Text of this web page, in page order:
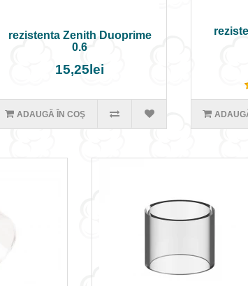
rezistenta Zenith Duoprime
0.6
15,25lei
ADAUGĂ ÎN COŞ